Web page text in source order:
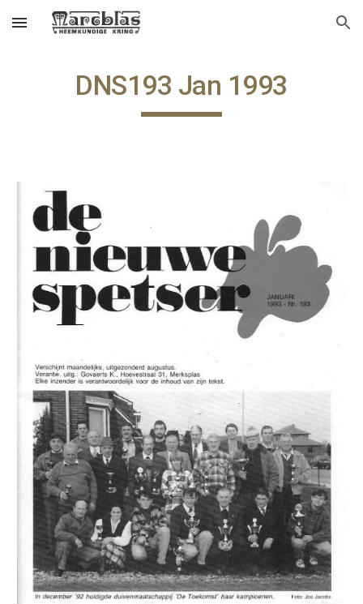
Skip to main content Skip to navigation
DNS193 Jan 1993